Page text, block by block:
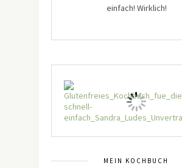
einfach! Wirklich!
MEIN KOCHBUCH